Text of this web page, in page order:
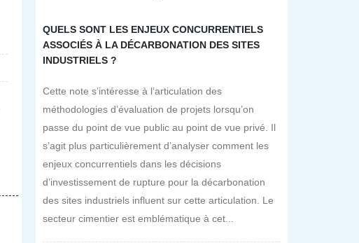
QUELS SONT LES ENJEUX CONCURRENTIELS
ASSOCIÉS À LA DÉCARBONATION DES SITES
INDUSTRIELS ?
Cette note s’intéresse à l’articulation des
méthodologies d’évaluation de projets lorsqu’on
passe du point de vue public au point de vue privé. Il
s’agit plus particulièrement d’analyser comment les
enjeux concurrentiels dans les décisions
d’investissement de rupture pour la décarbonation
des sites industriels influent sur cette articulation. Le
secteur cimentier est emblématique à cet...